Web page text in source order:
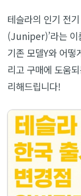
테슬라의 인기 전
(Juniper)’라는 이
기존 모델Y와 어떻
리고 구매에 도움
리해드립니다!